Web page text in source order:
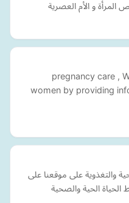
المرأة و الأم العصرية
pregnancy care ,
women by providing
والتغذوية على موقعنا على
الحية والصحية